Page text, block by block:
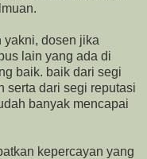
yakni, dosen jika
lain yang ada di
baik. baik dari segi
serta dari segi reputasi
banyak mencapai
kepercayan yang